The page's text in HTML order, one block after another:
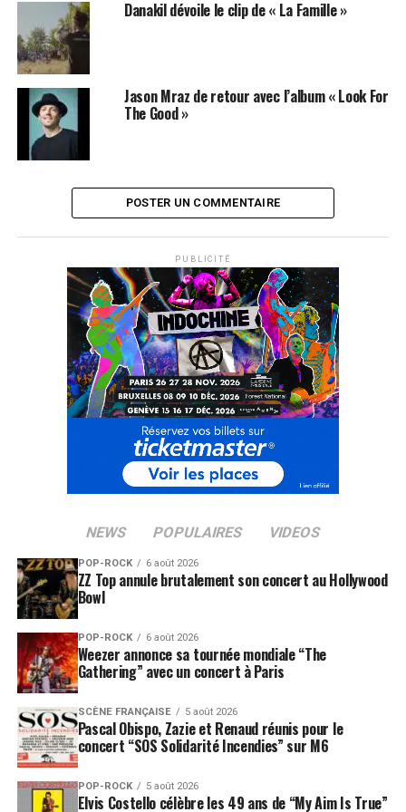
Danakil dévoile le clip de « La Famille »
Jason Mraz de retour avec l’album « Look For
The Good »
POSTER UN COMMENTAIRE
PUBLICITÉ
NEWS POPULAIRES VIDEOS
POP-ROCK 6 août 2026
ZZ Top annule brutalement son concert au Hollywood
Bowl
POP-ROCK 6 août 2026
Weezer annonce sa tournée mondiale “The
Gathering” avec un concert à Paris
SCÈNE FRANÇAISE 5 août 2026
Pascal Obispo, Zazie et Renaud réunis pour le
concert “SOS Solidarité Incendies” sur M6
POP-ROCK 5 août 2026
Elvis Costello célèbre les 49 ans de “My Aim Is True”